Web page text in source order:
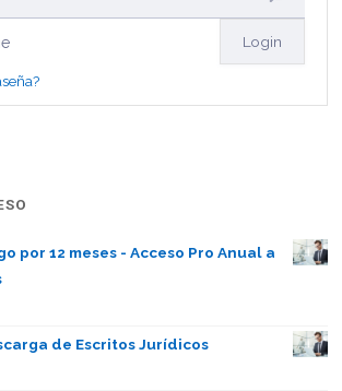
por 12 meses - Acceso Pro Anual a
de Escritos Jurídicos